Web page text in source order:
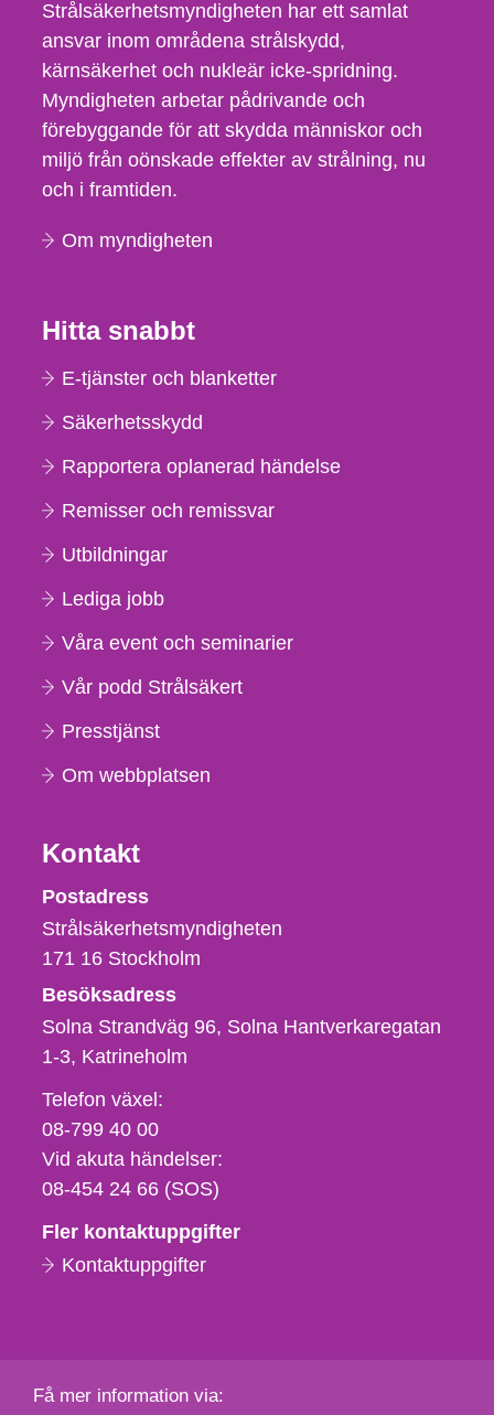
Strålsäkerhetsmyndigheten har ett samlat
ansvar inom områdena strålskydd,
kärnsäkerhet och nukleär icke-spridning.
Myndigheten arbetar pådrivande och
förebyggande för att skydda människor och
miljö från oönskade effekter av strålning, nu
och i framtiden.
Om myndigheten
Hitta snabbt
E-tjänster och blanketter
Säkerhetsskydd
Rapportera oplanerad händelse
Remisser och remissvar
Utbildningar
Lediga jobb
Våra event och seminarier
Vår podd Strålsäkert
Presstjänst
Om webbplatsen
Kontakt
Strålsäkerhetsmyndigheten
Postadress
Strålsäkerhetsmyndigheten
171 16 Stockholm
Besöksadress
Solna Strandväg 96, Solna Hantverkaregatan
1-3 Katrineholm
Telefon,
fax
och
e-
Telefon växel:
08-799 40 00
Vid akuta händelser:
08-454 24 66 (SOS)
Fler kontaktuppgifter
Kontaktuppgifter
Få mer information via: